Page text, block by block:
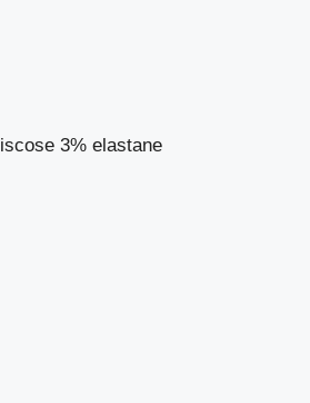
3% elastane